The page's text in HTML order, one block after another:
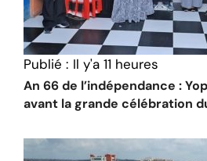
Publié : Il y'a 11 heures
An 66 de l’indépendance :
avant la grande célébration